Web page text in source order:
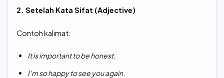
2. Setelah Kata Sifat (Adjective)
Contoh kalimat:
It is important to be honest.
I’m so happy to see you again.